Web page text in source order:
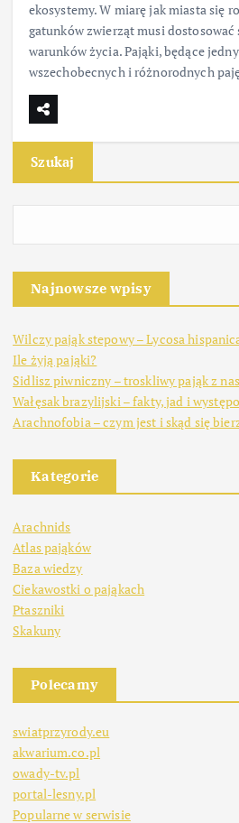
ekosystemy. W miarę jak miasta się
gatunków zwierząt musi dostosować
warunków życia. Pająki, będące
wszechobecnych i różnorodnych
Szukaj
Najnowsze wpisy
Wilczy pająk stepowy – Lycosa
Ile żyją pająki?
Sidlisz piwniczny – troskliwy pająk z
Wałęsak brazylijski – fakty, jad i
Arachnofobia – czym jest i skąd się
Kategorie
Arachnids
Atlas pająków
Baza wiedzy
Ciekawostki o pająkach
Ptaszniki
Skakuny
Polecamy
swiatprzyrody.eu
akwarium.co.pl
owady-tv.pl
portal-lesny.pl
Popularne w serwisie